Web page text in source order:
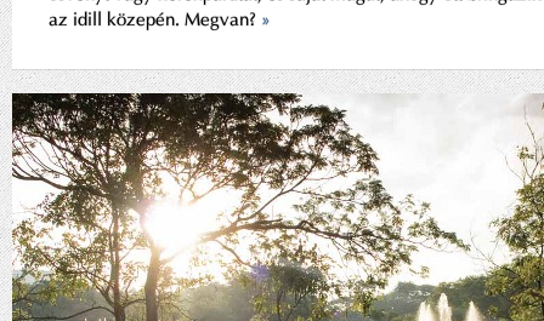
az idill közepén. Megvan? »